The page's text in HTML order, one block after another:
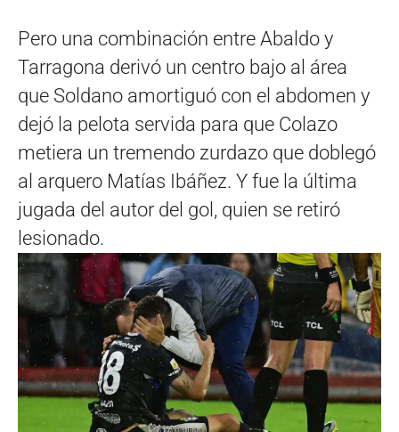
Pero una combinación entre Abaldo y
Tarragona derivó un centro bajo al área
que Soldano amortiguó con el abdomen y
dejó la pelota servida para que Colazo
metiera un tremendo zurdazo que doblegó
al arquero Matías Ibáñez. Y fue la última
jugada del autor del gol, quien se retiró
lesionado.